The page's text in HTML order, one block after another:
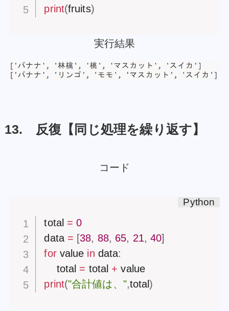
print(fruits)
実行結果
13. 反復【同じ処理を繰り返す】
コード
total = 0
data = [38, 88, 65, 21, 40]
for value in data:
    total
= total +
value
print("合計値は、",total)